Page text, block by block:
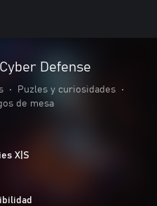
Defense
• Puzles y curiosidades
•
de mesa
X|S